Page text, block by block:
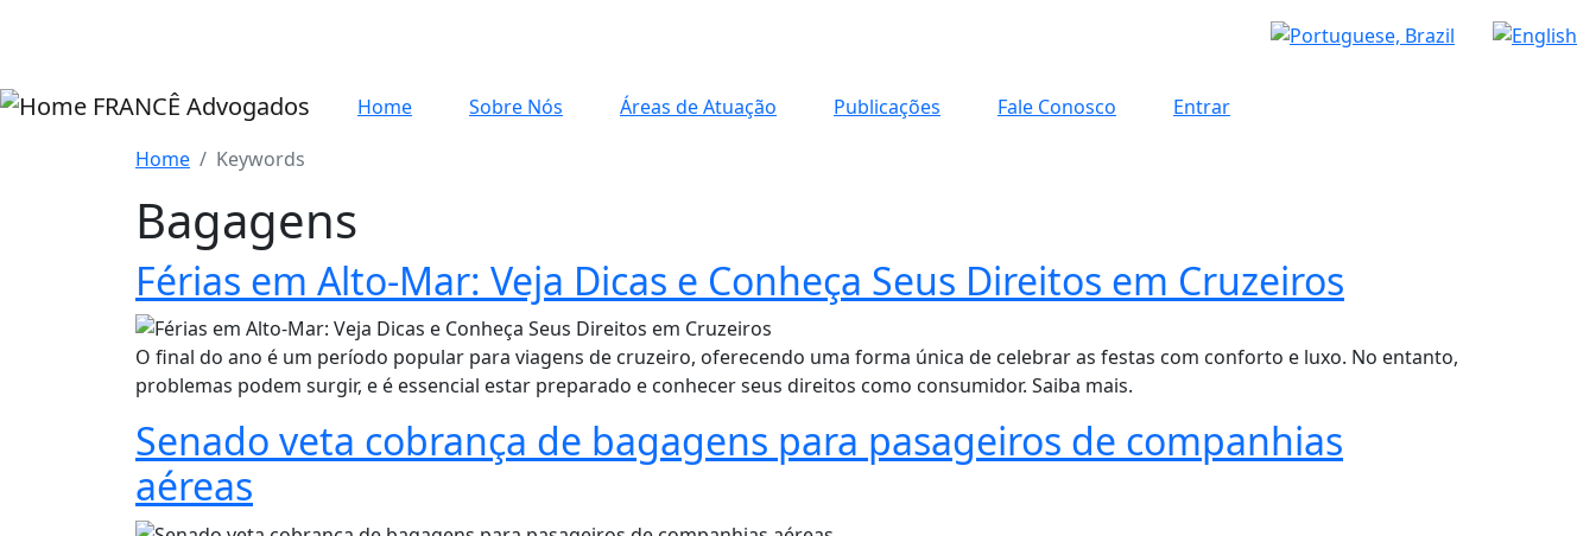
FRANCÊ Advogados Home Sobre Nós Áreas de Atuação Publicações Fale Conosco
Entrar
Home
Keywords
Bagagens
Férias em Alto-Mar: Veja Dicas e Conheça Seus Direitos em Cruzeiros
O final do ano é um período popular para viagens de cruzeiro, oferecendo uma forma única de celebrar as festas com conforto e luxo. No entanto,
problemas podem surgir, e é essencial estar preparado e conhecer seus direitos como consumidor. Saiba mais.
Senado veta cobrança de bagagens para pasageiros de companhias
aéreas